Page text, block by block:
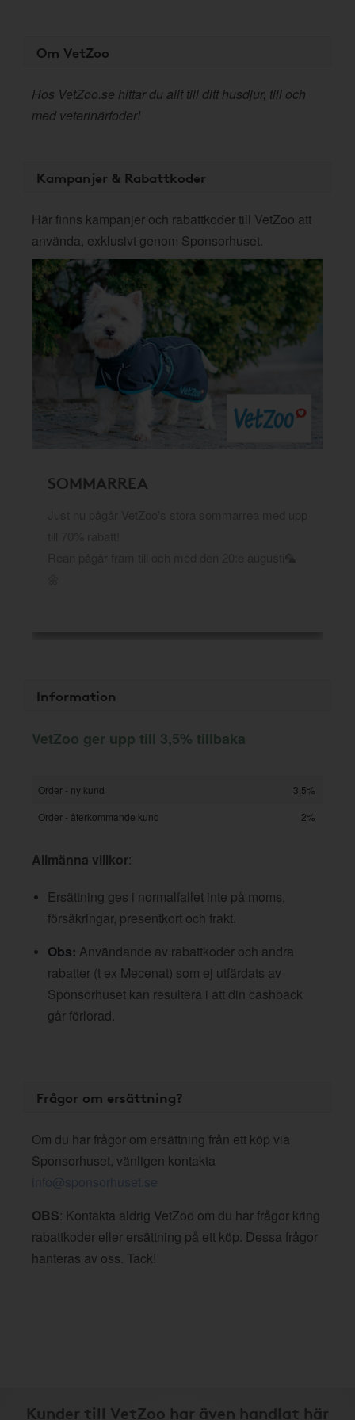
Om VetZoo
Hos VetZoo.se hittar du allt till ditt husdjur, till och
med veterinärfoder!
Kampanjer & Rabattkoder
Här finns kampanjer och rabattkoder till VetZoo att
använda, exklusivt genom Sponsorhuset.
SOMMARREA
Information
VetZoo ger upp till 3,5% tillbaka
Order - ny kund
3,5%
Order - återkommande kund
2%
Allmänna villkor:
Ersättning ges i normalfallet inte på moms,
försäkringar, presentkort och frakt.
Obs: Användande av rabattkoder och andra
rabatter (t ex Mecenat) som ej utfärdats av
Sponsorhuset kan resultera i att din cashback
går förlorad.
Frågor om ersättning?
Om du har frågor om ersättning från ett köp via
Sponsorhuset, vänligen kontakta
info@sponsorhuset.se
OBS: Kontakta aldrig VetZoo om du har frågor kring
rabattkoder eller ersättning på ett köp. Dessa frågor
hanteras av oss. Tack!
Kunder till VetZoo har även handlat här